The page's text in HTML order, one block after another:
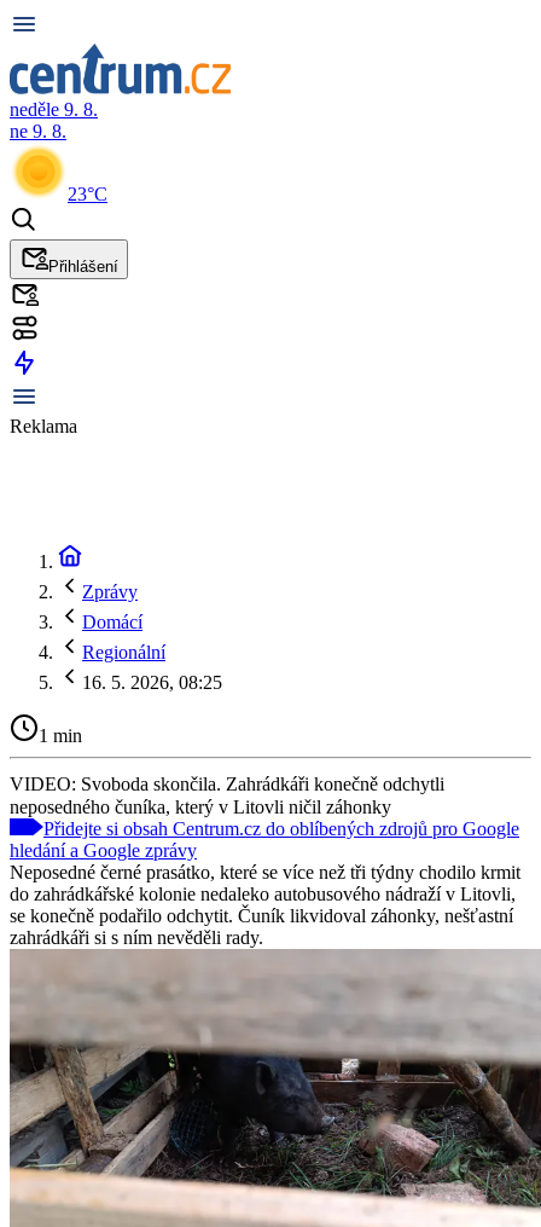
neděle 9. 8.
ne 9. 8.
23°C
Přihlášení
Reklama
Zprávy
Domácí
Regionální
16. 5. 2026, 08:25
1 min
VIDEO: Svoboda skončila. Zahrádkáři konečně odchytli
neposedného čuníka, který v Litovli ničil záhonky
Přidejte si obsah Centrum.cz do oblíbených zdrojů pro Google
hledání a Google zprávy
Neposedné černé prasátko, které se více než tři týdny chodilo krmit
do zahrádkářské kolonie nedaleko autobusového nádraží v Litovli,
se konečně podařilo odchytit. Čuník likvidoval záhonky, nešťastní
zahrádkáři si s ním nevěděli rady.